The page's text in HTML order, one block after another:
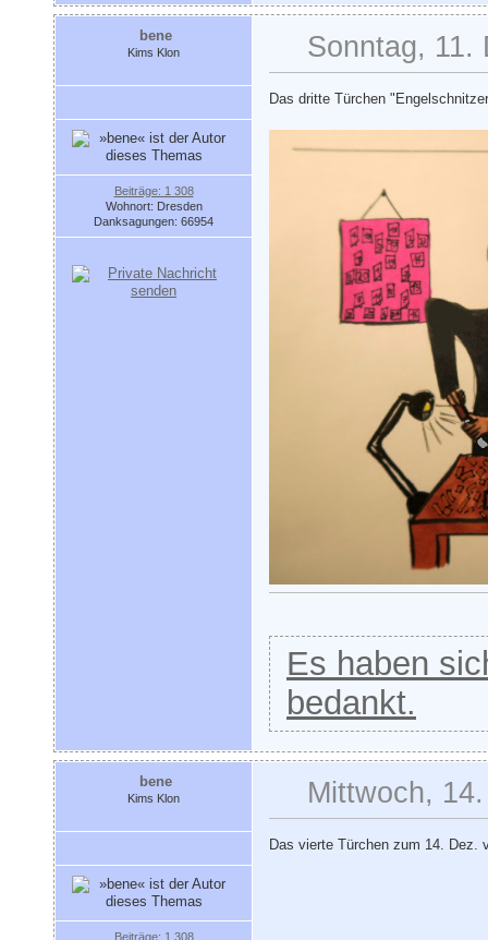
bene
Kims Klon
Beiträge: 1 308
Wohnort: Dresden
Danksagungen: 66954
Sonntag, 11.
Das dritte Türchen
Es haben
bedankt.
bene
Kims Klon
Beiträge: 1 308
Mittwoch,
Das vierte Türchen zum 14. Dez.